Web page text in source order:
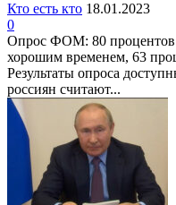
Кто есть кто 18.01.2023
0
Опрос ФОМ: 80 процентов
хорошим временем, 63
Результаты опроса
россиян считают...